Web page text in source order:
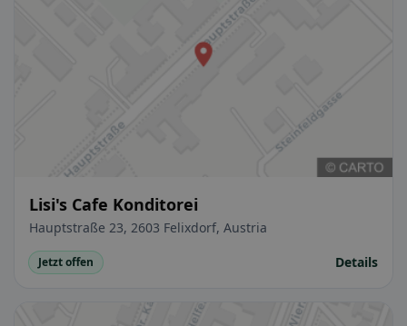
Lisi's Cafe Konditorei
Hauptstraße 23, 2603 Felixdorf, Austria
Jetzt offen Details